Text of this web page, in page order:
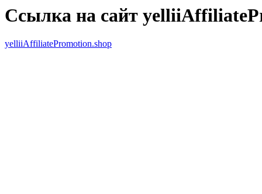
Ссылка на сайт
yelliiAffiliatePromotion.shop